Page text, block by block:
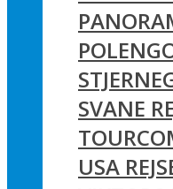
SVANE
USA